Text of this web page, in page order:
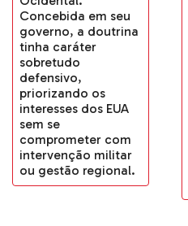
Concebida em seu
governo, a doutrina
tinha caráter
sobretudo
defensivo,
priorizando os
interesses dos EUA
sem se
comprometer com
intervenção militar
ou gestão regional.